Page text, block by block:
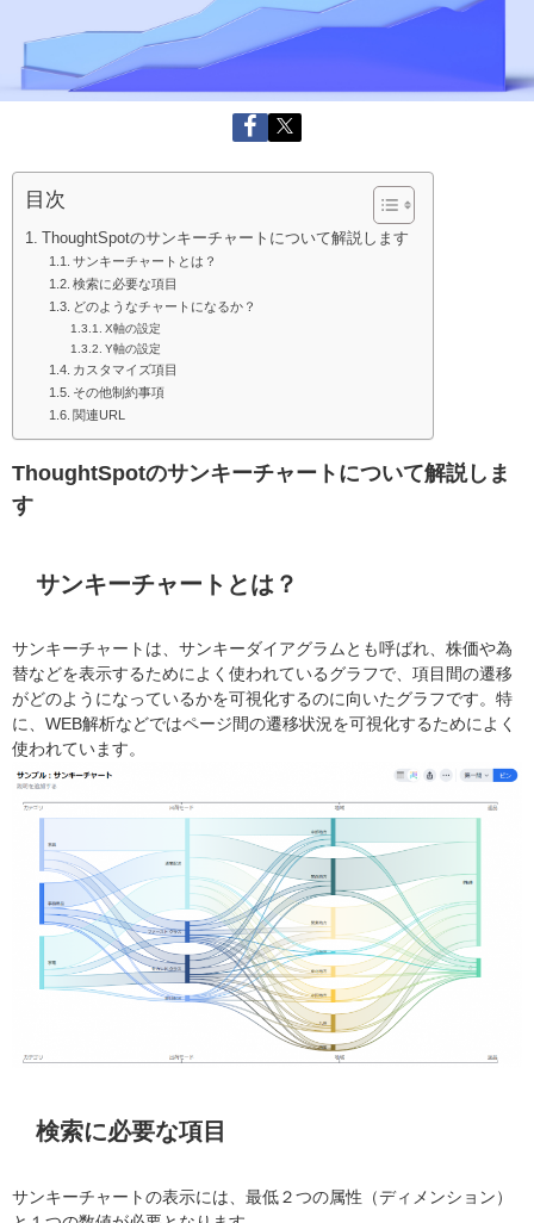
目次
ThoughtSpotのサンキーチャートについて解説します
サンキーチャートとは？
検索に必要な項目
どのようなチャートになるか？
X軸の設定
Y軸の設定
カスタマイズ項目
その他制約事項
関連URL
ThoughtSpotのサンキーチャートについて解説しま
す
サンキーチャートとは？
サンキーチャートは、サンキーダイアグラムとも呼ばれ、株価や為
替などを表示するためによく使われているグラフで、項目間の遷移
がどのようになっているかを可視化するのに向いたグラフです。特
に、WEB解析などではページ間の遷移状況を可視化するためによく
使われています。
検索に必要な項目
サンキーチャートの表示には、最低２つの属性（ディメンション）